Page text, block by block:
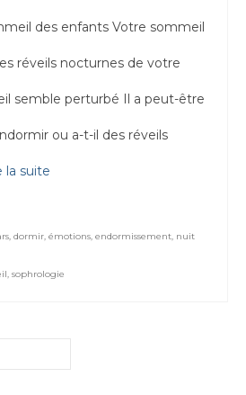
des enfants Votre sommeil
réveils nocturnes de votre
semble perturbé Il a peut-être
ou a-t-il des réveils
la suite­­
, dormir, émotions, endormissement, nuit
, sophrologie